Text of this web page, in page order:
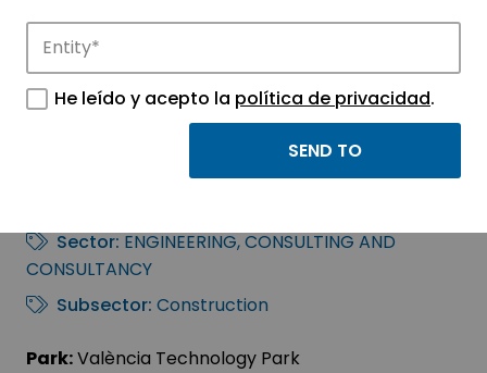
innovation in APTE’s parks.
Procyr Edificación y
Urbanismo, S.L.
Sector: ENGINEERING, CONSULTING AND
CONSULTANCY
Subsector: Construction
Park:València Technology Park
He leído y acepto la política de privacidad.